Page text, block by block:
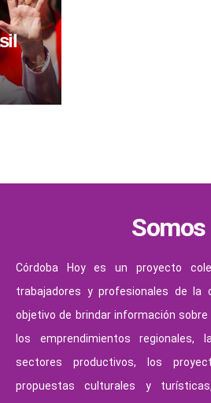
a la
Somos
Córdoba Hoy es un proyecto
trabajadores y profesionales de la
objetivo de brindar información
los emprendimientos regionales,
sectores productivos, los
propuestas culturales y